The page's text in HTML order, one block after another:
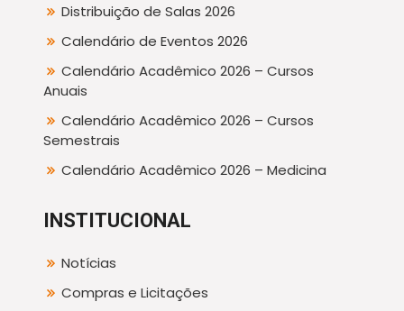
Distribuição de Salas 2026
Calendário de Eventos 2026
Calendário Acadêmico 2026 – Cursos
Anuais
Calendário Acadêmico 2026 – Cursos
Semestrais
Calendário Acadêmico 2026 – Medicina
INSTITUCIONAL
Notícias
Compras e Licitações